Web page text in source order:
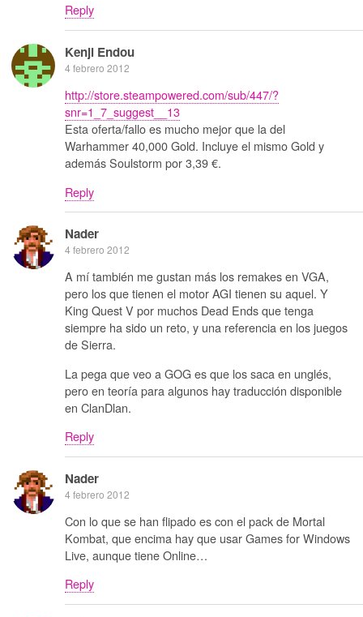
Reply
Kenji Endou
4 febrero 2012
http://store.steampowered.com/sub/447/?
snr=1_7_suggest__13
Esta oferta/fallo es mucho mejor que la del
Warhammer 40,000 Gold. Incluye el mismo Gold y
además Soulstorm por 3,39 €.
Reply
Nader
4 febrero 2012
A mí también me gustan más los remakes en VGA,
pero los que tienen el motor AGI tienen su aquel. Y
King Quest V por muchos Dead Ends que tenga
siempre ha sido un reto, y una referencia en los juegos
de Sierra.
La pega que veo a GOG es que los saca en unglés,
pero en teoría para algunos hay traducción disponible
en ClanDlan.
Reply
Nader
4 febrero 2012
Con lo que se han flipado es con el pack de Mortal
Kombat, que encima hay que usar Games for Windows
Live, aunque tiene Online…
Reply